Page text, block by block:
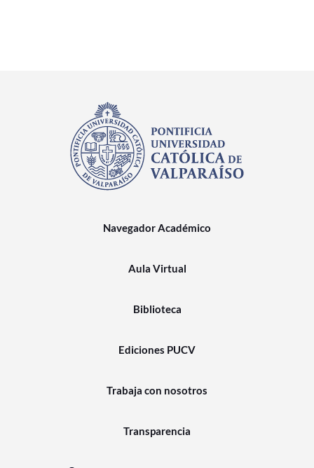
Navegador Académico
Aula Virtual
Biblioteca
Ediciones PUCV
Trabaja con nosotros
Transparencia